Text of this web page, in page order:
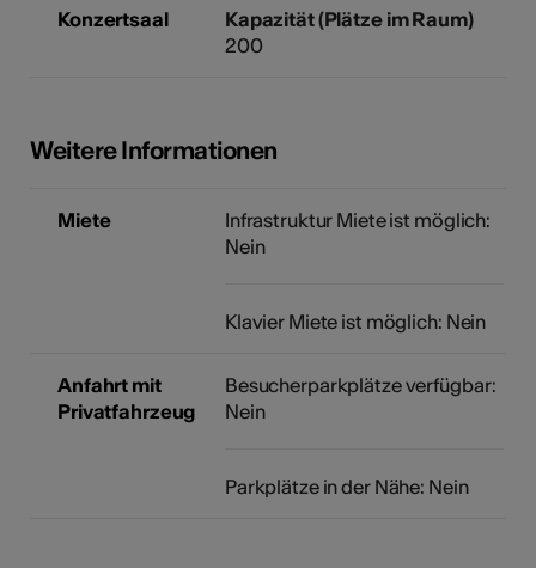
Konzertsaal
Kapazität (Plätze im Raum)
200
Weitere Informationen
Miete
Infrastruktur Miete ist möglich:
Nein
Klavier Miete ist möglich: Nein
Anfahrt mit
Privatfahrzeug
Besucherparkplätze verfügbar:
Nein
Parkplätze in der Nähe: Nein